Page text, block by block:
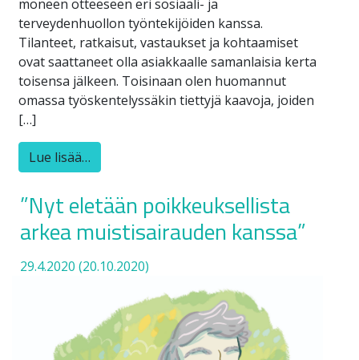
moneen otteeseen eri sosiaali- ja
terveydenhuollon työntekijöiden kanssa.
Tilanteet, ratkaisut, vastaukset ja kohtaamiset
ovat saattaneet olla asiakkaalle samanlaisia kerta
toisensa jälkeen. Toisinaan olen huomannut
omassa työskentelyssäkin tiettyjä kaavoja, joiden
[…]
Lue lisää…
”Nyt eletään poikkeuksellista
arkea muistisairauden kanssa”
29.4.2020 (20.10.2020)